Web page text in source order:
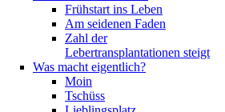
Frühstart ins Leben
Am seidenen Faden
Zahl der
Lebertransplantationen steigt
Was macht eigentlich?
Moin
Tschüss